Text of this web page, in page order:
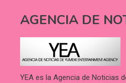
AGENCIA DE
YEA es la Agencia de Noticias